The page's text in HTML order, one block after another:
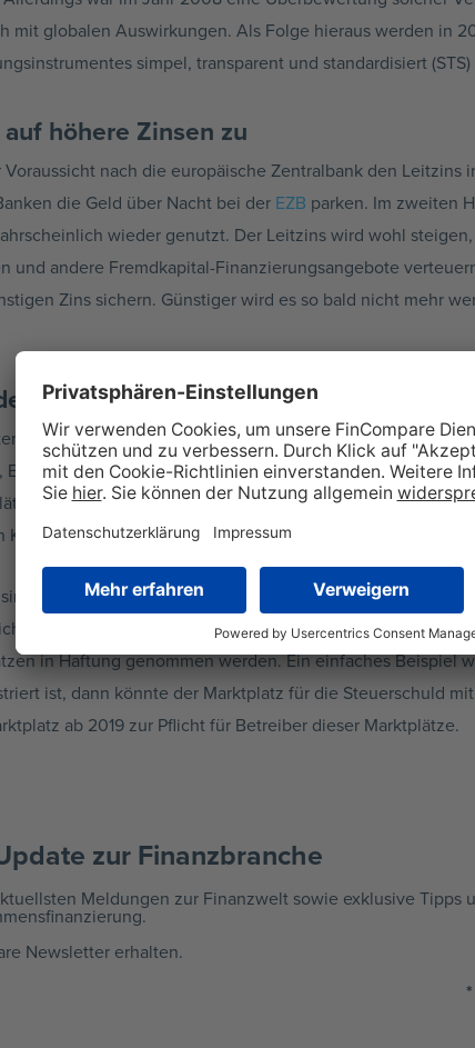
mit globalen Auswirkungen. Als Folge hieraus werden in
simpel, transparent und standardisiert
höhere Zinsen zu
nach die europäische Zentralbank den
die Geld über Nacht bei der EZB parken. Im zweiten
wieder genutzt. Der Leitzins wird wohl
und andere Fremdkapital-Finanzierungsangebote
Zins sichern. Günstiger wird es so bald nicht mehr
Haftung für Online-Marktplätze
alle Projekte, die auch eine monetäre
oder Amazon treffen Händler auf Nachfrager im
steigt Jahr für Jahr rasant an. Noch viel mehr
Klein- oder Kleinstunternehmer, vielleicht sogar
allerdings auch immer mehr Steuerhinterziehungen
oder in zu geringem Maße ab. Um dies zu verhindern,
in Haftung genommen werden. Ein einfaches
ist, dann könnte der Marktplatz für die Steuerschuld
ab 2019 zur Pflicht für Betreiber dieser Marktplätze.
zur Finanzbranche
Meldungen zur Finanzwelt sowie exklusive Tipps
Newsletter erhalten.